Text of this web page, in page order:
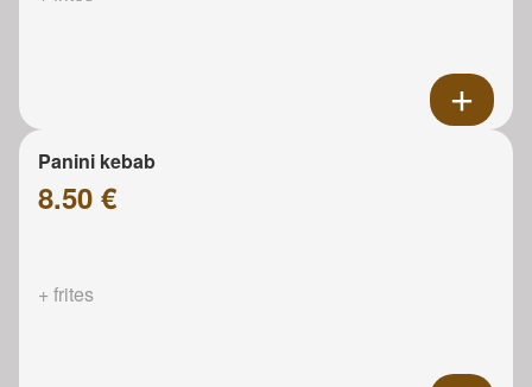
Panini kebab
8.50 €
+ frites